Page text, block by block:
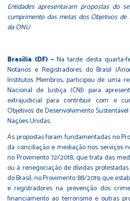
Entidades apresentaram propostas do
cumprimento das metas dos Objetivos de
da ONU
Brasília (DF) –Na tarde desta quarta-
Notários e Registradores do Brasil
Institutos Membros, participou de uma
Nacional de Justiça (CNJ) para
extrajudicial para contribuir com o
Objetivos de Desenvolvimento
Nações Unidas.
As propostas foram fundamentadas no
da conciliação e mediação nos serviços
no Provimento 72/2018, que trata das
ou à renegociação de dívidas
do Brasil; no Provimento 88/2019, que
e registradores na prevenção dos
financiamento ao terrorismo e outras